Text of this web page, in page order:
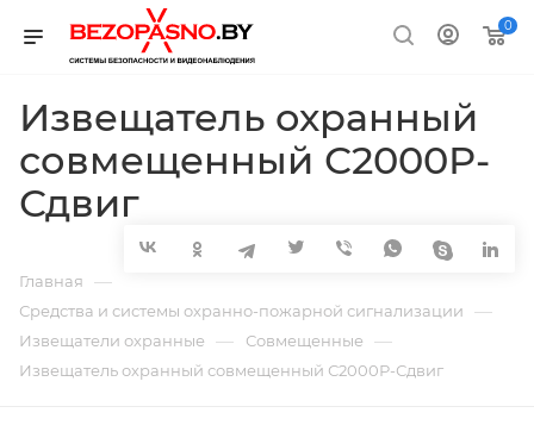
0
Извещатель охранный
совмещенный С2000Р-
Сдвиг
Главная —
Средства и системы охранно-пожарной сигнализации —
Извещатели охранные — Совмещенные —
Извещатель охранный совмещенный С2000Р-Сдвиг